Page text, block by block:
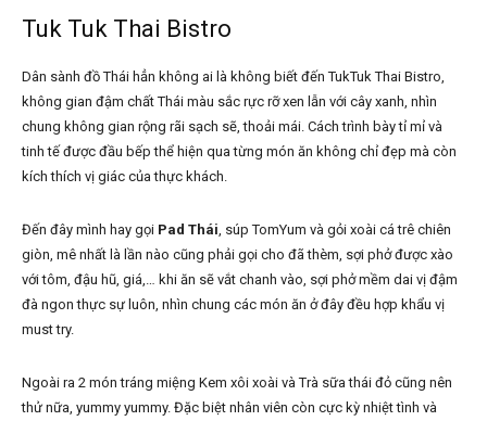
Tuk Tuk Thai Bistro
Dân sành đồ Thái hẳn không ai là không biết đến TukTuk Thai Bistro,
không gian đậm chất Thái màu sắc rực rỡ xen lẫn với cây xanh, nhìn
chung không gian rộng rãi sạch sẽ, thoải mái. Cách trình bày tỉ mỉ và
tinh tế được đầu bếp thể hiện qua từng món ăn không chỉ đẹp mà còn
kích thích vị giác của thực khách.
Đến đây mình hay gọi Pad Thái, súp TomYum và gỏi xoài cá trê chiên
giòn, mê nhất là lần nào cũng phải gọi cho đã thèm, sợi phở được xào
với tôm, đậu hũ, giá,… khi ăn sẽ vắt chanh vào, sợi phở mềm dai vị đậm
đà ngon thực sự luôn, nhìn chung các món ăn ở đây đều hợp khẩu vị
must try.
Ngoài ra 2 món tráng miệng Kem xôi xoài và Trà sữa thái đỏ cũng nên
thử nữa, yummy yummy. Đặc biệt nhân viên còn cực kỳ nhiệt tình và